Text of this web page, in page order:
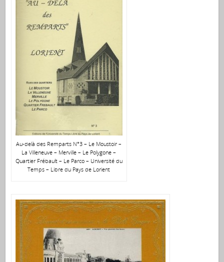
Au-delà des Remparts N°3 – Le Moustoir –
La Villeneuve – Merville – Le Polygone –
Quartier Frébault – Le Parco – Université du
Temps – Libre du Pays de Lorient